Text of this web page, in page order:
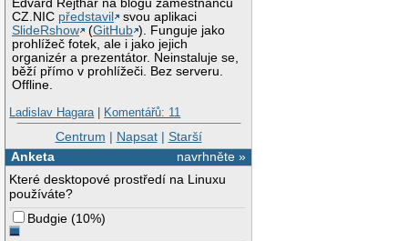
Edvard Rejthar na blogu zaměstnanců
CZ.NIC představil
svou aplikaci
SlideRshow
(GitHub ). Funguje jako
prohlížeč fotek, ale i jako jejich
organizér a prezentátor. Neinstaluje se,
běží přímo v prohlížeči. Bez serveru.
Offline.
Ladislav Hagara| Komentářů: 11
Centrum | Napsat| Starší
navrhněte »
Anketa
Které desktopové prostředí na Linuxu
používáte?
Budgie (10%)